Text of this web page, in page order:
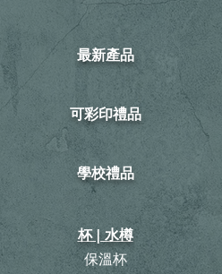
最新產品
​可彩印禮品
學校禮品
杯 | 水樽
保溫杯